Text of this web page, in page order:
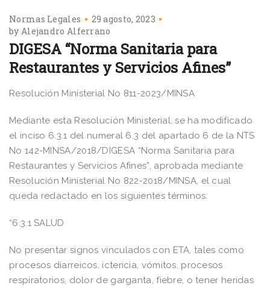
Normas Legales
29 agosto, 2023
by Alejandro Alferrano
DIGESA “Norma Sanitaria para
Restaurantes y Servicios Afines”
Resolución Ministerial No 811-2023/MINSA
Mediante esta Resolución Ministerial, se ha modificado
el inciso 6.3.1 del numeral 6.3 del apartado 6 de la NTS
No 142-MINSA/2018/DIGESA “Norma Sanitaria para
Restaurantes y Servicios Afines”, aprobada mediante
Resolución Ministerial No 822-2018/MINSA, el cual
queda redactado en los siguientes términos:
“6.3.1 SALUD
No presentar signos vinculados con ETA, tales como
procesos diarreicos, ictericia, vómitos, procesos
respiratorios, dolor de garganta, fiebre, o tener heridas